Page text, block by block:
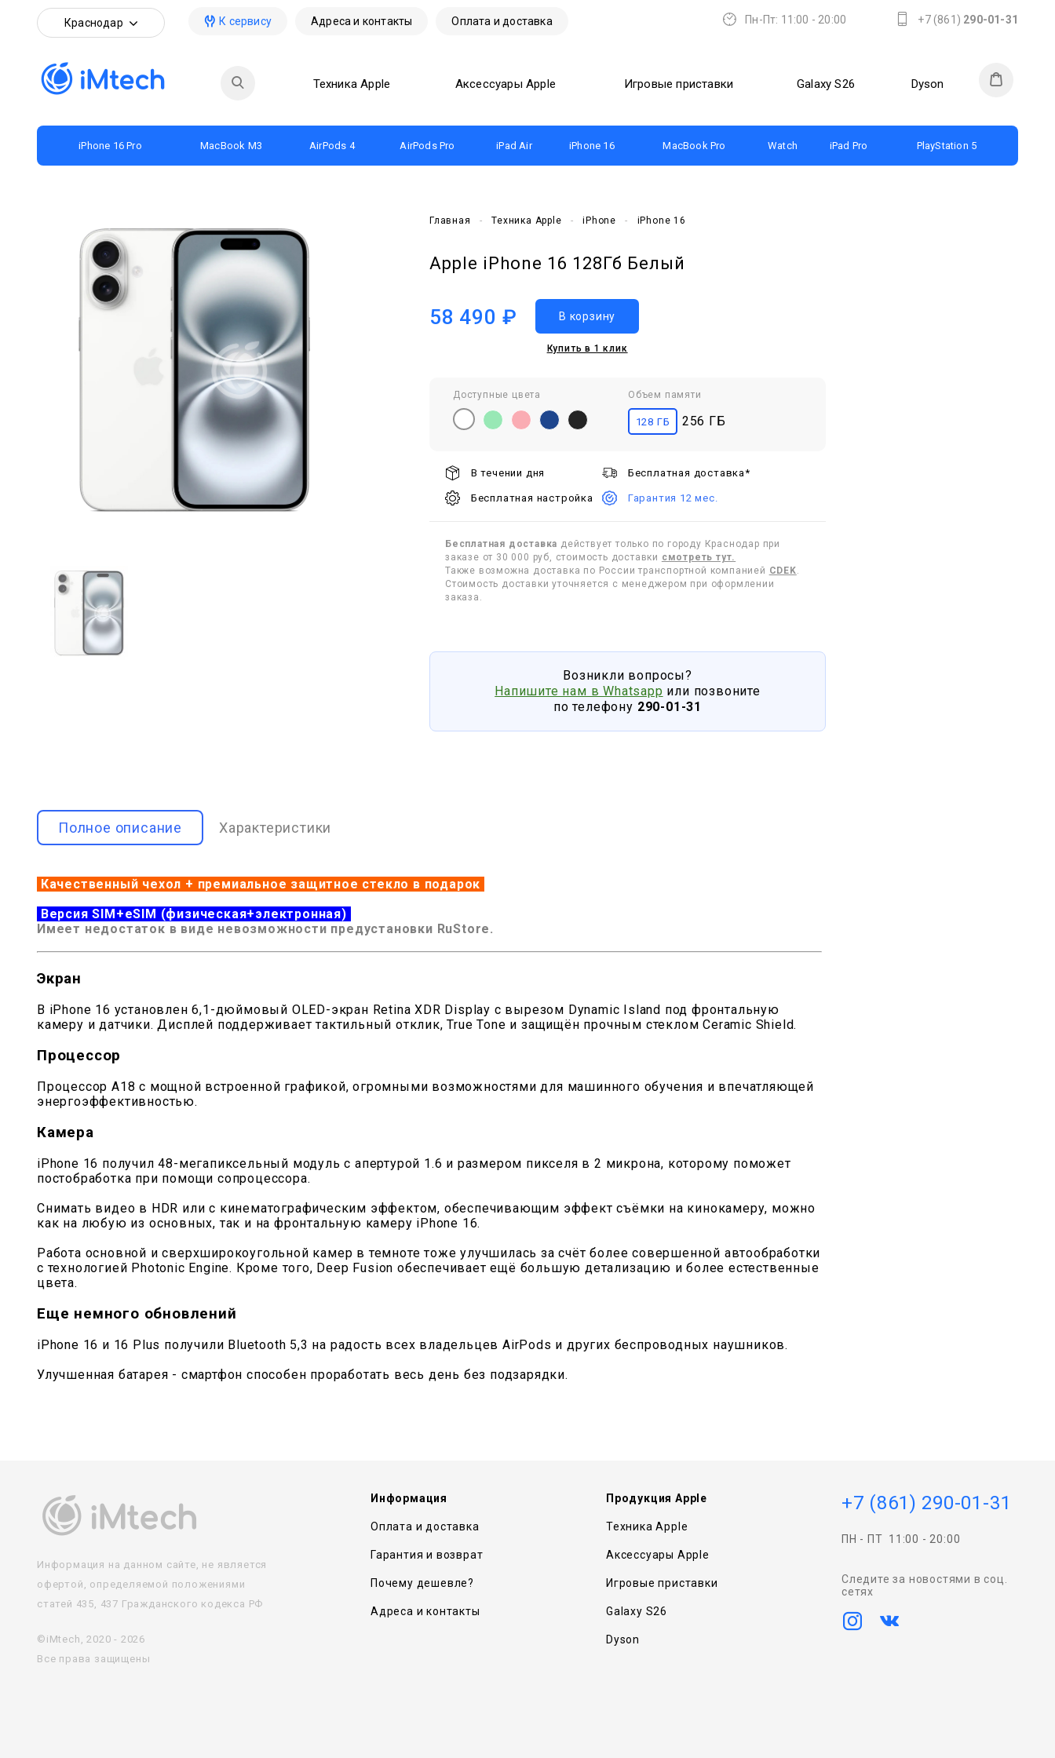
Краснодар К сервису Адреса и контакты Оплата и доставка +7 (861) 290-01-31
Пн-Пт: 11:00 - 20:00
Техника Apple Аксессуары Apple Игровые приставки Galaxy S26 Dyson
iPhone 16 Pro MacBook M3 AirPods 4 AirPods Pro iPad Air iPhone 16 MacBook Pro Watch iPad Pro PlayStation 5
Главная -Техника Apple -iPhone - iPhone 16
Apple iPhone 16 128Гб Белый
58 490 ₽
Купить в 1 клик
Доступные цвета Объем памяти
128 ГБ 256 ГБ
В течении дня Бесплатная доставка*
Бесплатная настройка Гарантия 12 мес.
Бесплатная доставка действует только по городу Краснодар при
заказе от 30 000 руб, стоимость доставки смотреть тут.
Также возможна доставка по России транспортной компанией CDEK.
Стоимость доставки уточняется с менеджером при оформлении
заказа.
Возникли вопросы?
Напишите нам в Whatsapp или позвоните
по телефону 290-01-31
Полное описание Характеристики
Качественный чехол + премиальное защитное стекло в подарок
Версия SIM+eSIM (физическая+электронная)
Имеет недостаток в виде невозможности предустановки RuStore.
Экран
В iPhone 16 установлен 6,1-дюймовый OLED-экран Retina XDR Display с вырезом Dynamic Island под фронтальную
камеру и датчики. Дисплей поддерживает тактильный отклик, True Tone и защищён прочным стеклом Ceramic Shield.
Процессор
Процессор A18 с мощной встроенной графикой, огромными возможностями для машинного обучения и впечатляющей
энергоэффективностью.
Камера
iPhone 16 получил 48-мегапиксельный модуль с апертурой 1.6 и размером пикселя в 2 микрона, которому поможет
постобработка при помощи сопроцессора.
Снимать видео в HDR или с кинематографическим эффектом, обеспечивающим эффект съёмки на кинокамеру, можно
как на любую из основных, так и на фронтальную камеру iPhone 16.
Работа основной и сверхширокоугольной камер в темноте тоже улучшилась за счёт более совершенной автообработки
с технологией Photonic Engine. Кроме того, Deep Fusion обеспечивает ещё большую детализацию и более естественные
цвета.
Еще немного обновлений
iPhone 16 и 16 Plus получили Bluetooth 5,3 на радость всех владельцев AirPods и других беспроводных наушников.
Улучшенная батарея - смартфон способен проработать весь день без подзарядки.
Информация на данном сайте, не является
офертой, определяемой положениями
статей 435, 437 Гражданского кодекса РФ
©iMtech, 2020 - 2026
Все права защищены
Информация
Оплата и доставка
Гарантия и возврат
Почему дешевле?
Адреса и контакты
Продукция Apple
Техника Apple
Аксессуары Apple
Игровые приставки
Galaxy S26
Dyson
+7 (861) 290-01-31
ПН - ПТ 11:00 - 20:00
Следите за новостями в соц.
сетях